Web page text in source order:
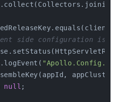
side configuration is the
null ;